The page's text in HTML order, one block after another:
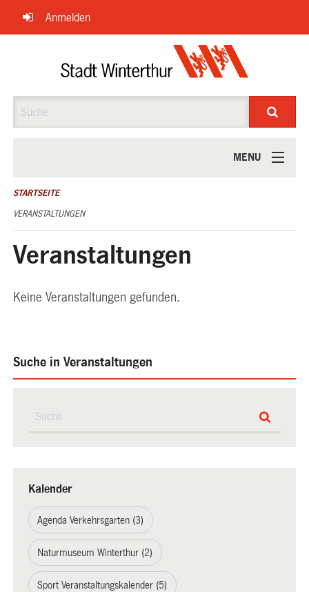
Navigation
überspringen
Anmelden
MENU
ÜBER UNS
STARTSEITE
VERANSTALTUNGEN
Veranstaltungen
Keine Veranstaltungen gefunden.
Suche in Veranstaltungen
Kalender
Agenda Verkehrsgarten (3)
Naturmuseum Winterthur (2)
Sport Veranstaltungskalender (5)